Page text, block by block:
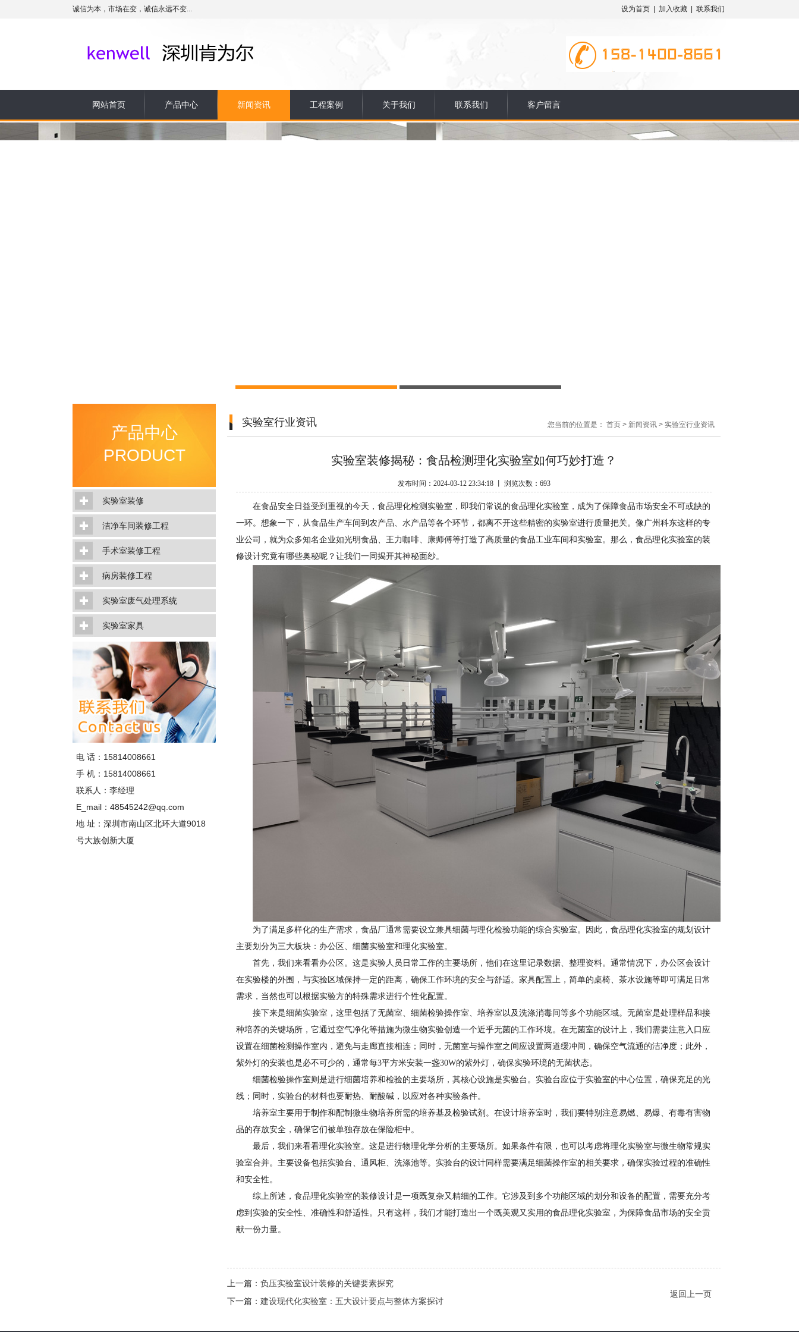
诚信为本，市场在变，诚信永远不变... 设为首页 加入收藏 联系我们
网站首页 产品中心 新闻资讯 工程案例 关于我们 联系我们 客户留言
产品中心
PRODUCT
实验室装修
洁净车间装修工程
手术室装修工程
病房装修工程
实验室废气处理系统
实验室家具
电 话：15814008661
手 机：15814008661
联系人：李经理
E_mail：48545242@qq.com
地 址：深圳市南山区北环大道9018
号大族创新大厦
您当前的位置是： 首页 > 新闻资讯 > 实验室行业资讯
实验室行业资讯
实验室装修揭秘：食品检测理化实验室如何巧妙打造？
发布时间：2024-03-12 23:34:18 丨 浏览次数： 693
在食品安全日益受到重视的今天，食品理化检测实验室，即我们常说的食品理化实验室，成为了保障食品市场安全不可或缺的
一环。想象一下，从食品生产车间到农产品、水产品等各个环节，都离不开这些精密的实验室进行质量把关。像广州科东这样的专
业公司，就为众多知名企业如光明食品、王力咖啡、康师傅等打造了高质量的食品工业车间和实验室。那么，食品理化实验室的装
修设计究竟有哪些奥秘呢？让我们一同揭开其神秘面纱。
为了满足多样化的生产需求，食品厂通常需要设立兼具细菌与理化检验功能的综合实验室。因此，食品理化实验室的规划设计
主要划分为三大板块：办公区、细菌实验室和理化实验室。
首先，我们来看看办公区。这是实验人员日常工作的主要场所，他们在这里记录数据、整理资料。通常情况下，办公区会设计
在实验楼的外围，与实验区域保持一定的距离，确保工作环境的安全与舒适。家具配置上，简单的桌椅、茶水设施等即可满足日常
需求，当然也可以根据实验方的特殊需求进行个性化配置。
接下来是细菌实验室，这里包括了无菌室、细菌检验操作室、培养室以及洗涤消毒间等多个功能区域。无菌室是处理样品和接
种培养的关键场所，它通过空气净化等措施为微生物实验创造一个近乎无菌的工作环境。在无菌室的设计上，我们需要注意入口应
设置在细菌检测操作室内，避免与走廊直接相连；同时，无菌室与操作室之间应设置两道缓冲间，确保空气流通的洁净度；此外，
紫外灯的安装也是必不可少的，通常每3平方米安装一盏30W的紫外灯，确保实验环境的无菌状态。
细菌检验操作室则是进行细菌培养和检验的主要场所，其核心设施是实验台。实验台应位于实验室的中心位置，确保充足的光
线；同时，实验台的材料也要耐热、耐酸碱，以应对各种实验条件。
培养室主要用于制作和配制微生物培养所需的培养基及检验试剂。在设计培养室时，我们要特别注意易燃、易爆、有毒有害物
品的存放安全，确保它们被单独存放在保险柜中。
最后，我们来看看理化实验室。这是进行物理化学分析的主要场所。如果条件有限，也可以考虑将理化实验室与微生物常规实
验室合并。主要设备包括实验台、通风柜、洗涤池等。实验台的设计同样需要满足细菌操作室的相关要求，确保实验过程的准确性
和安全性。
综上所述，食品理化实验室的装修设计是一项既复杂又精细的工作。它涉及到多个功能区域的划分和设备的配置，需要充分考
虑到实验的安全性、准确性和舒适性。只有这样，我们才能打造出一个既美观又实用的食品理化实验室，为保障食品市场的安全贡
献一份力量。
上一篇： 负压实验室设计装修的关键要素探究
下一篇： 建设现代化实验室：五大设计要点与整体方案探讨
返回上一页